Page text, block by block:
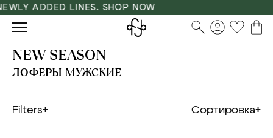
ADDED LINES. SHOP NOW
NEW SEASON
ЛОФЕРЫ МУЖСКИЕ
Filters Сортировка